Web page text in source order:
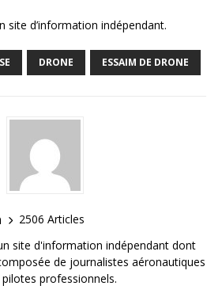
site d’information indépendant.
DRONE ESSAIM DE DRONE
2506 Articles
site d'information indépendant dont
de journalistes aéronautiques
professionnels.